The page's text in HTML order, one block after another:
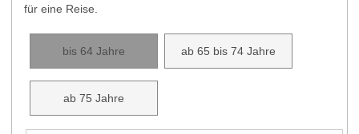
für eine Reise.
bis 64 Jahre ab 65 bis 74 Jahre
ab 75 Jahre